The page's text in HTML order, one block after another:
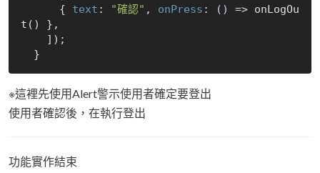
      {
text : "確認" , onPress : () => onLogOu
t() },
※這裡先使用Alert警示使用者確定要登出
使用者確認後，在執行登出
功能實作結束